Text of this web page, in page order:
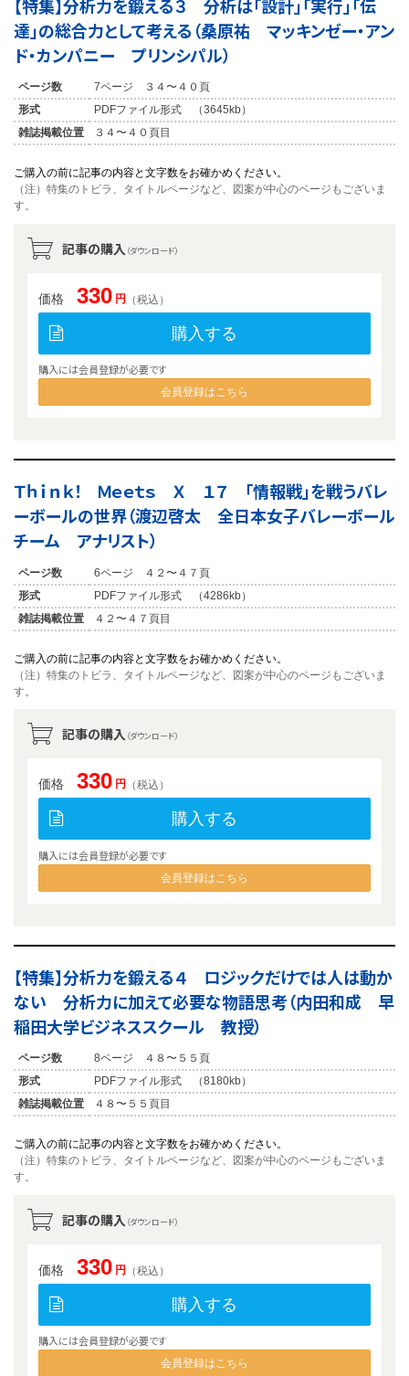
【特集】分析力を鍛える３ 分析は「設計」「実行」「伝
達」の総合力として考える（桑原祐 マッキンゼー・アン
ド・カンパニー プリンシパル）
ページ数
7ページ ３４〜４０頁
形式
PDFファイル形式 （3645kb）
雑誌掲載位置
３４〜４０頁目
ご購入の前に記事の内容と文字数をお確かめください。
（注）特集のトビラ、タイトルページなど、図案が中心のページもございま
す。
記事の購入 （ダウンロード）
価格 330 円 （税込）
購入する
購入には会員登録が必要です
会員登録はこちら
Ｔｈｉｎｋ！ Ｍｅｅｔｓ Ｘ １７ 「情報戦」を戦うバレ
ーボールの世界（渡辺啓太 全日本女子バレーボール
チーム アナリスト）
ページ数
6ページ ４２〜４７頁
形式
PDFファイル形式 （4286kb）
雑誌掲載位置
４２〜４７頁目
ご購入の前に記事の内容と文字数をお確かめください。
（注）特集のトビラ、タイトルページなど、図案が中心のページもございま
す。
記事の購入 （ダウンロード）
価格 330 円 （税込）
購入する
購入には会員登録が必要です
会員登録はこちら
【特集】分析力を鍛える４ ロジックだけでは人は動か
ない 分析力に加えて必要な物語思考（内田和成 早
稲田大学ビジネススクール 教授）
ページ数
8ページ ４８〜５５頁
形式
PDFファイル形式 （8180kb）
雑誌掲載位置
４８〜５５頁目
ご購入の前に記事の内容と文字数をお確かめください。
（注）特集のトビラ、タイトルページなど、図案が中心のページもございま
す。
記事の購入 （ダウンロード）
価格 330 円 （税込）
購入する
購入には会員登録が必要です
会員登録はこちら